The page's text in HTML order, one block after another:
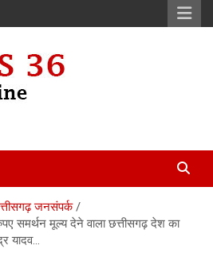
जनसंपर्क
समर्थन मूल्य देने वाला छत्तीसगढ़ देश का
यादव…